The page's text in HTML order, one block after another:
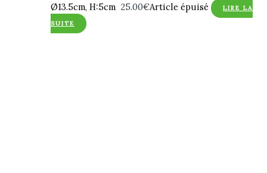
Ø13.5cm, H:5cm 25.00€Article épuisé
LIRE LA
SUITE